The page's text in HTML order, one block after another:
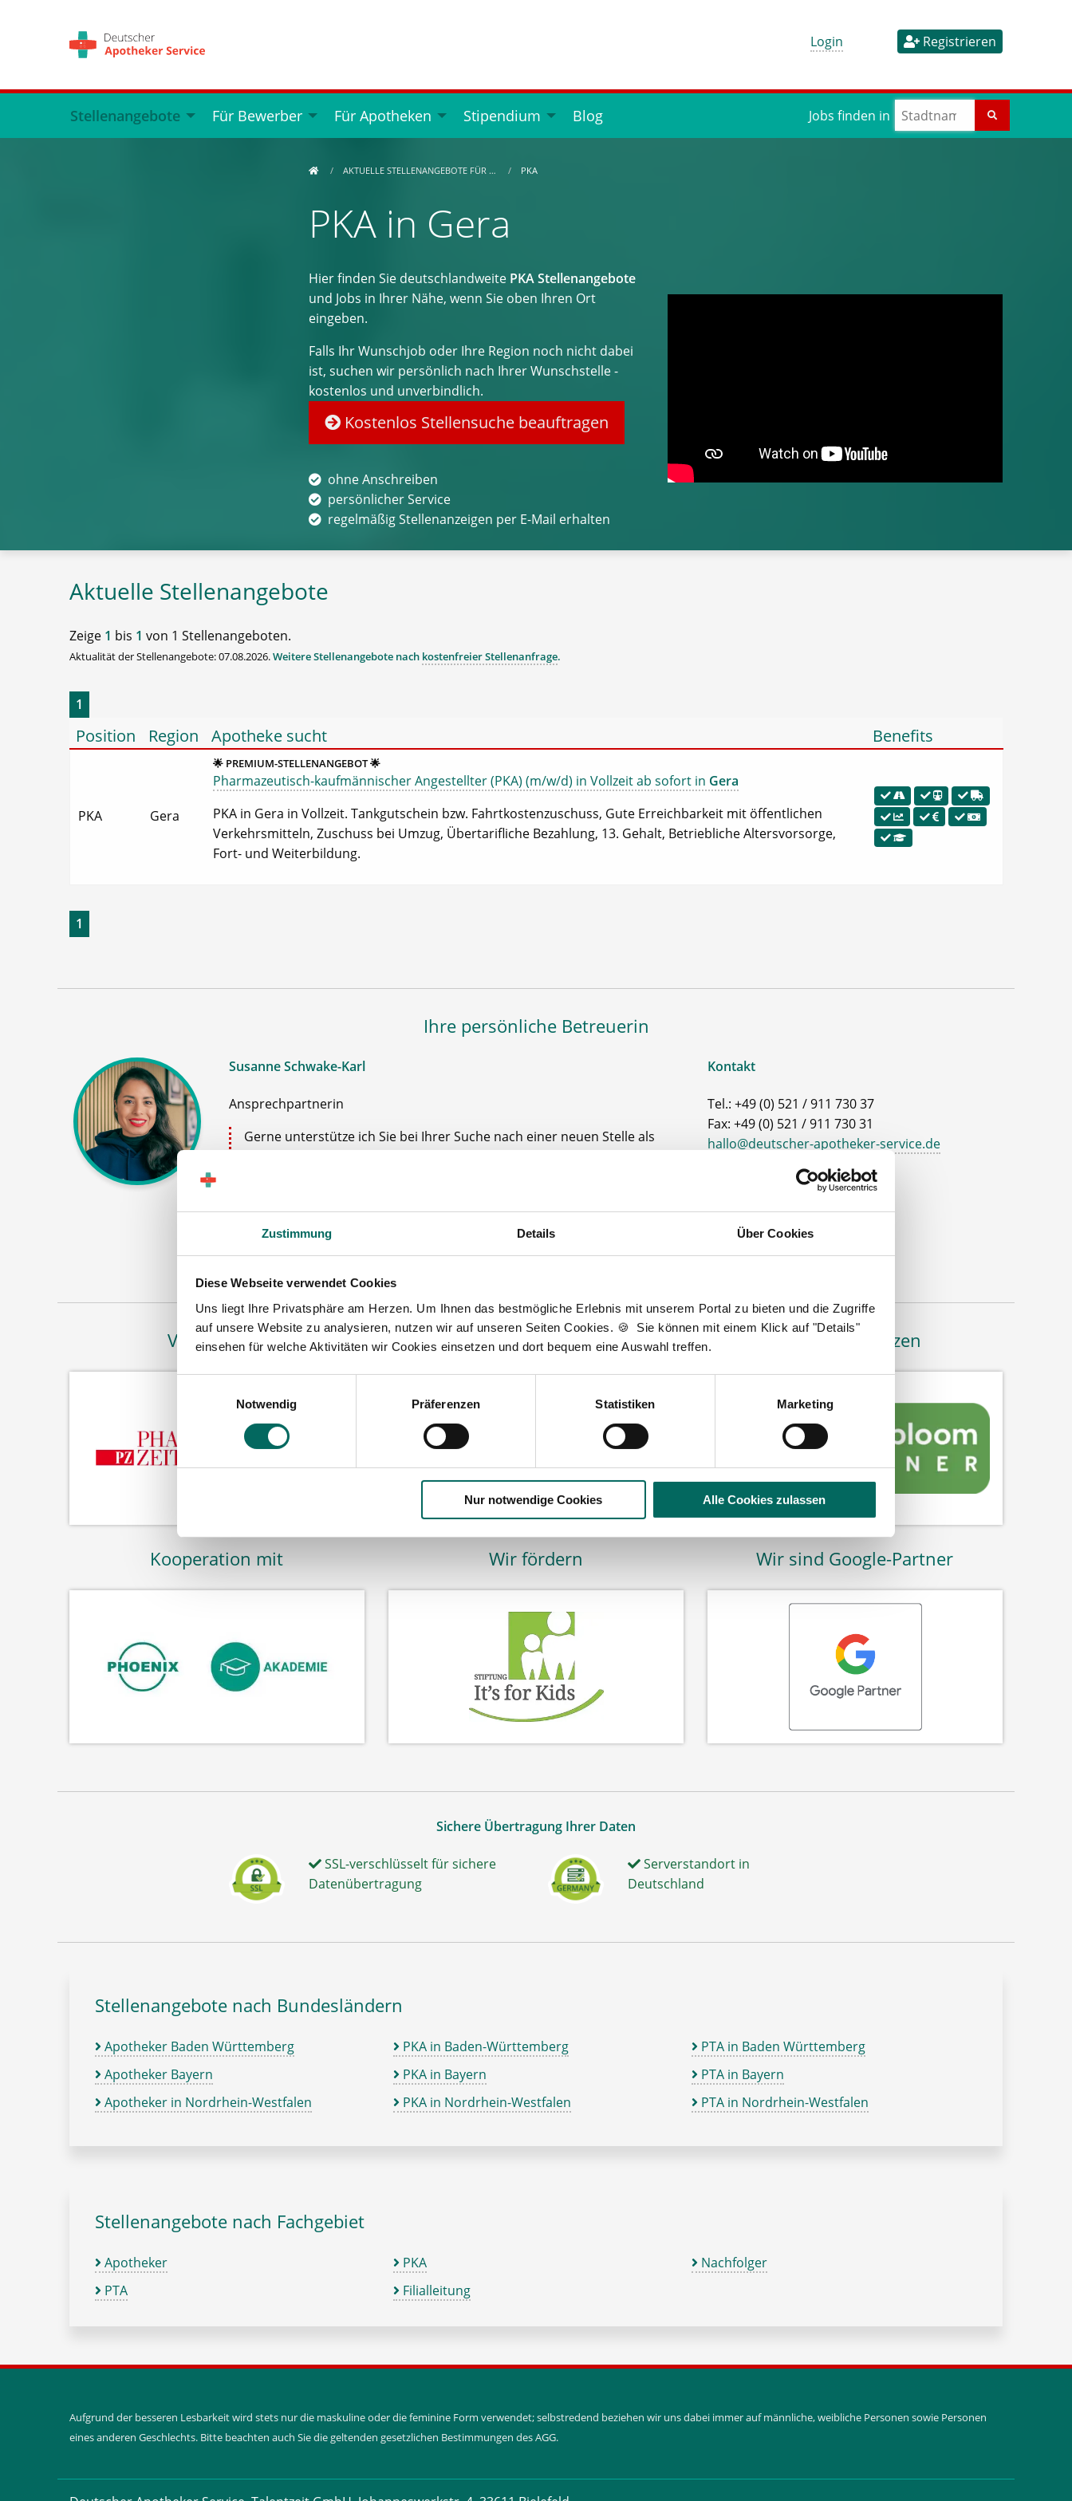
Zustimmung Details Über Cookies
Diese Webseite verwendet Cookies
Uns liegt Ihre Privatsphäre am Herzen. Um Ihnen das bestmögliche Erlebnis mit unserem Portal zu bieten und die Zugriffe
auf unsere Website zu analysieren, nutzen wir auf unseren Seiten Cookies. 🍪 Sie können mit einem Klick auf "Details"
einsehen für welche Aktivitäten wir Cookies einsetzen und dort bequem eine Auswahl treffen.
Notwendig
Präferenzen Statistiken Marketing
Nur notwendige Cookies Alle Cookies zulassen
Login Registrieren
Stellenangebote Für Bewerber Für Apotheken Stipendium Blog Jobs finden in
AKTUELLE STELLENANGEBOTE FÜR … PKA
PKA in Gera
Hier finden Sie deutschlandweite PKA Stellenangebote
und Jobs in Ihrer Nähe, wenn Sie oben Ihren Ort
eingeben.
Falls Ihr Wunschjob oder Ihre Region noch nicht dabei
ist, suchen wir persönlich nach Ihrer Wunschstelle -
kostenlos und unverbindlich.
Kostenlos Stellensuche beauftragen
ohne Anschreiben
persönlicher Service
regelmäßig Stellenanzeigen per E-Mail erhalten
Aktuelle Stellenangebote
Zeige 1 bis 1 von 1 Stellenangeboten.
Aktualität der Stellenangebote: 07.08.2026.Weitere Stellenangebote nach kostenfreier Stellenanfrage.
1
Position Region Apotheke sucht Benefits
PKA Gera
🌟 PREMIUM-STELLENANGEBOT 🌟
Pharmazeutisch-kaufmännischer Angestellter (PKA) (m/w/d) in Vollzeit ab sofort in Gera
PKA in Gera in Vollzeit. Tankgutschein bzw. Fahrtkostenzuschuss, Gute Erreichbarkeit mit öffentlichen
Verkehrsmitteln, Zuschuss bei Umzug, Übertarifliche Bezahlung, 13. Gehalt, Betriebliche Altersvorsorge,
Fort- und Weiterbildung.
1
Ihre persönliche Betreuerin
Susanne Schwake-Karl
Ansprechpartnerin
Gerne unterstütze ich Sie bei Ihrer Suche nach einer neuen Stelle als
Jetzt zur kostenlosen Stellenanfrage
Kontakt
Tel.: +49 (0) 521 / 911 730 37
Fax: +49 (0) 521 / 911 730 31
hallo@deutscher-apotheker-service.de
Deutscher Apotheker Service
Johanneswerkstr. 4
33611 Bielefeld
Vertreten in Wir fördern Bäume pflanzen
Kooperation mit Wir fördern Wir sind Google-Partner
Sichere Übertragung Ihrer Daten
SSL-verschlüsselt für sichere
Datenübertragung
Serverstandort in
Deutschland
Stellenangebote nach Bundesländern
Apotheker Baden Württemberg
Apotheker Bayern
Apotheker in Nordrhein-Westfalen
PKA in Baden-Württemberg
PKA in Bayern
PKA in Nordrhein-Westfalen
PTA in Baden Württemberg
PTA in Bayern
PTA in Nordrhein-Westfalen
Stellenangebote nach Fachgebiet
Apotheker
PTA
PKA
Filialleitung
Nachfolger
Aufgrund der besseren Lesbarkeit wird stets nur die maskuline oder die feminine Form verwendet; selbstredend beziehen wir uns dabei immer auf männliche, weibliche Personen sowie Personen
eines anderen Geschlechts. Bitte beachten auch Sie die geltenden gesetzlichen Bestimmungen des AGG.